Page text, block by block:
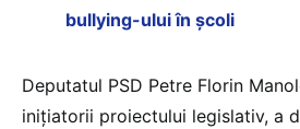
bullying-ului în școli
Deputatul PSD Petre Florin
inițiatorii proiectului legislativ, a